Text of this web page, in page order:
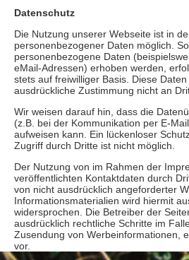
Datenschutz
Die Nutzung unserer Webseite ist in
personenbezogener Daten möglich.
personenbezogene Daten
eMail-Adressen) erhoben werden,
stets auf freiwilliger Basis. Diese
ausdrückliche Zustimmung nicht an
Wir weisen darauf hin, dass die
(z.B. bei der Kommunikation per E-
aufweisen kann. Ein lückenloser
Zugriff durch Dritte ist nicht möglich.
Der Nutzung von im Rahmen der
veröffentlichten Kontaktdaten durch
von nicht ausdrücklich angeforderter
Informationsmaterialien wird hiermit
widersprochen. Die Betreiber der
ausdrücklich rechtliche Schritte im
Zusendung von Werbeinformationen,
vor.